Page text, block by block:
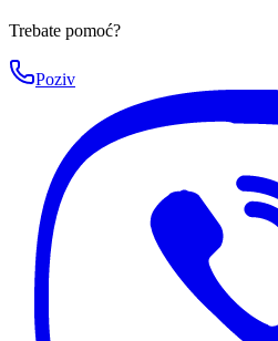
Trebate pomoć?
Poziv